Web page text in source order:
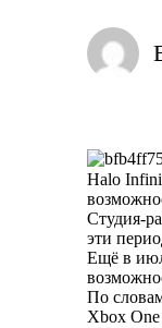
Posted
Halo
Студия-
эти
Ещё в
По
Xbox